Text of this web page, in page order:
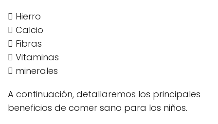
 Hierro
 Calcio
 Fibras
 Vitaminas
 minerales
A continuación, detallaremos los principales
beneficios de comer sano para los niños.